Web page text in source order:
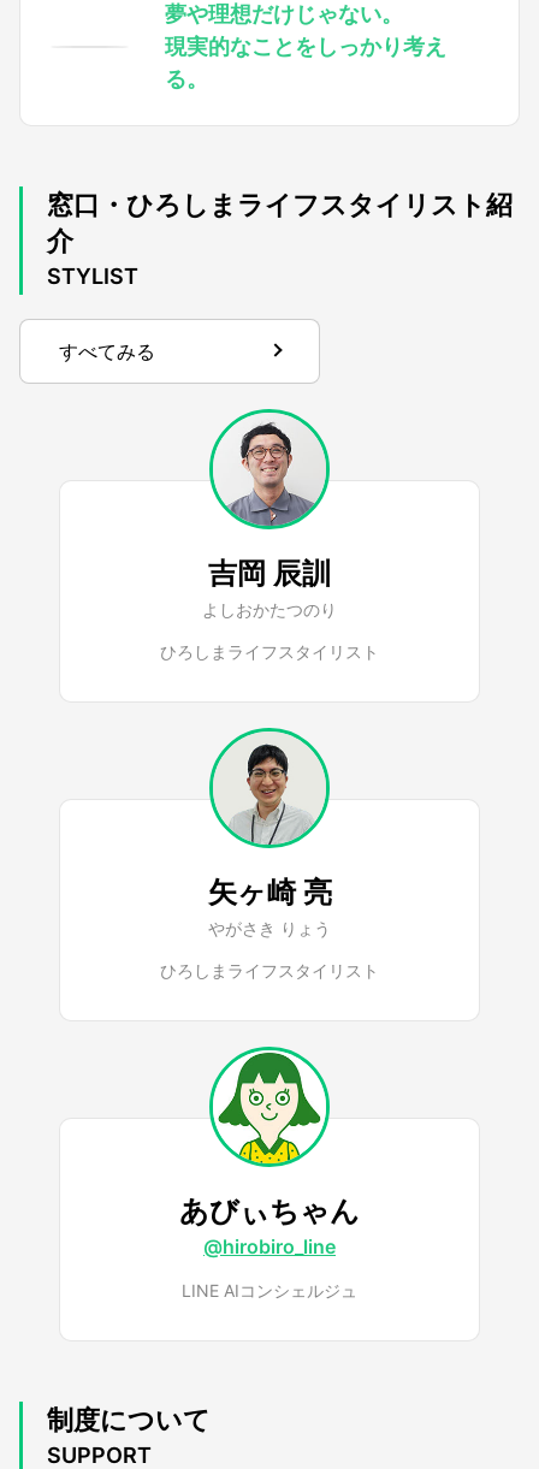
夢や理想だけじゃない。
現実的なことをしっかり考え
る。
窓口・ひろしまライフスタイリスト紹
介
STYLIST
すべてみる
吉岡 辰訓
よしおかたつのり
ひろしまライフスタイリスト
矢ヶ崎 亮
やがさき りょう
ひろしまライフスタイリスト
あびぃちゃん
@hirobiro_line
LINE AIコンシェルジュ
制度について
SUPPORT